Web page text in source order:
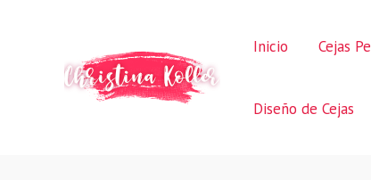
Inicio Cejas
Diseño de Cejas